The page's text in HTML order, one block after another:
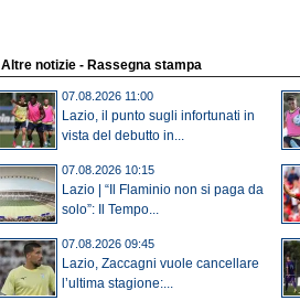
Altre notizie - Rassegna stampa
07.08.2026 11:00
Lazio, il punto sugli infortunati in
vista del debutto in...
07.08.2026 10:15
Lazio | “Il Flaminio non si paga da
solo”: Il Tempo...
07.08.2026 09:45
Lazio, Zaccagni vuole cancellare
l’ultima stagione:...